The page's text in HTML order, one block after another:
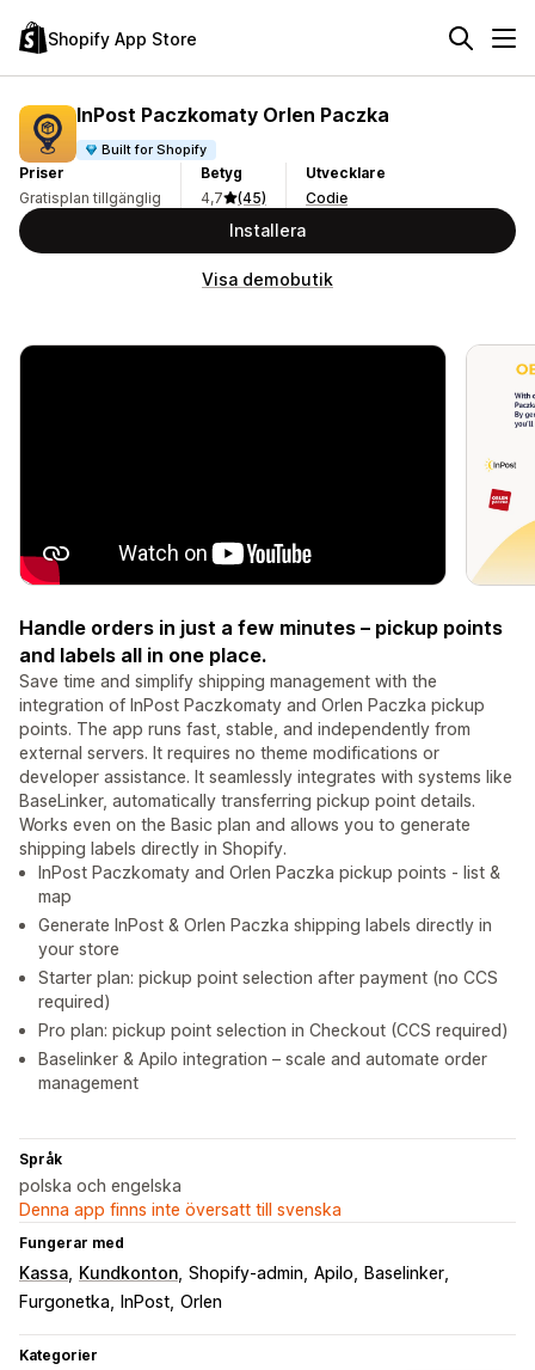
Shopify App Store
InPost Paczkomaty Orlen Paczka
Built for Shopify
Priser
Gratisplan tillgänglig
Betyg
4,7
(45)
Utvecklare
Codie
Installera
Visa demobutik
Handle orders in just a few minutes – pickup points
and labels all in one place.
Save time and simplify shipping management with the
integration of InPost Paczkomaty and Orlen Paczka pickup
points. The app runs fast, stable, and independently from
external servers. It requires no theme modifications or
developer assistance. It seamlessly integrates with systems like
BaseLinker, automatically transferring pickup point details.
Works even on the Basic plan and allows you to generate
shipping labels directly in Shopify.
InPost Paczkomaty and Orlen Paczka pickup points - list &
map
Generate InPost & Orlen Paczka shipping labels directly in
your store
Starter plan: pickup point selection after payment (no CCS
required)
Pro plan: pickup point selection in Checkout (CCS required)
Baselinker & Apilo integration – scale and automate order
management
Språk
polska och engelska
Denna app finns inte översatt till svenska
Fungerar med
Kassa Kundkonton Shopify-admin Apilo
Baselinker
Furgonetka
InPost Orlen
Kategorier